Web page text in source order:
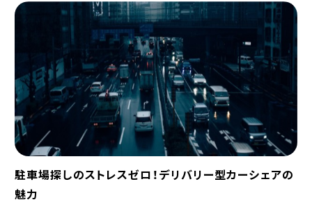
駐車場探しのストレスゼロ！デリバリー型カーシェアの
魅力